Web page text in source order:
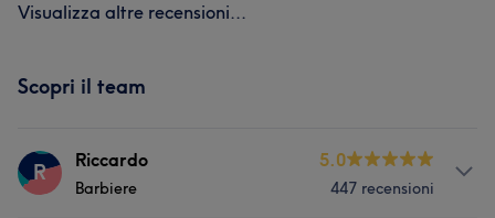
Visualizza altre recensioni...
Scopri il team
R Riccardo
Barbiere
5.0
447 recensioni